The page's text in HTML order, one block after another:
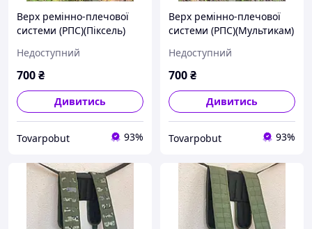
Верх ремінно-плечової
системи (РПС)(Піксель)
Недоступний
700₴
Дивитись
Tovarpobut 93%
Верх ремінно-плечової
системи (РПС)(Мультикам)
Недоступний
700₴
Дивитись
Tovarpobut 93%